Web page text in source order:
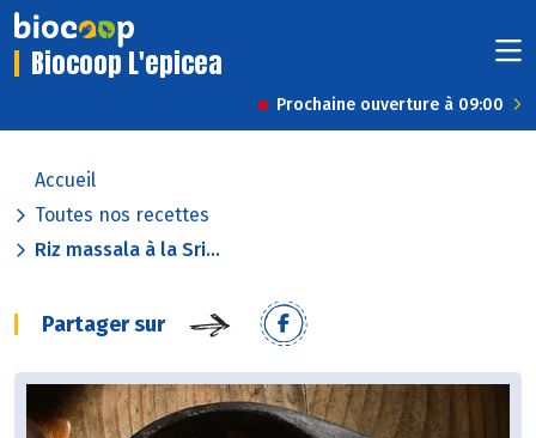
Biocoop L'epicea
Prochaine ouverture à 09:00
Accueil
Toutes nos recettes
Riz massala à la Sri...
Partager sur